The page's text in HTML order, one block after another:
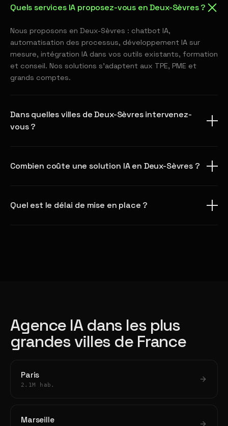
Quels services IA proposez-vous en Deux-Sèvres ?
Nous proposons en Deux-Sèvres : chatbot IA,
automatisation des processus, développement IA sur
mesure, intégration IA dans vos outils existants, formation
et conseil. Nos solutions s'adaptent aux TPE, PME et
grands comptes.
Dans quelles villes de Deux-Sèvres intervenez-
vous ?
Combien coûte une solution IA en Deux-Sèvres ?
Quel est le délai de mise en place ?
Agence IA dans les plus
grandes villes de France
Paris
2.1M hab.
Marseille